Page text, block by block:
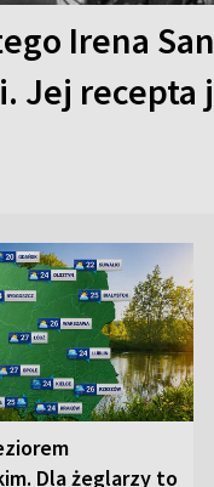
Irena
Jej recepta
Dla żeglarzy to